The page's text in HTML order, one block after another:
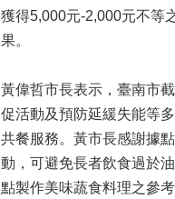
獲得5,000元-2,000元不等
果。
黃偉哲市長表示，臺南市
促活動及預防延緩失能等
共餐服務。黃市長感謝據
動，可避免長者飲食過於
點製作美味蔬食料理之參